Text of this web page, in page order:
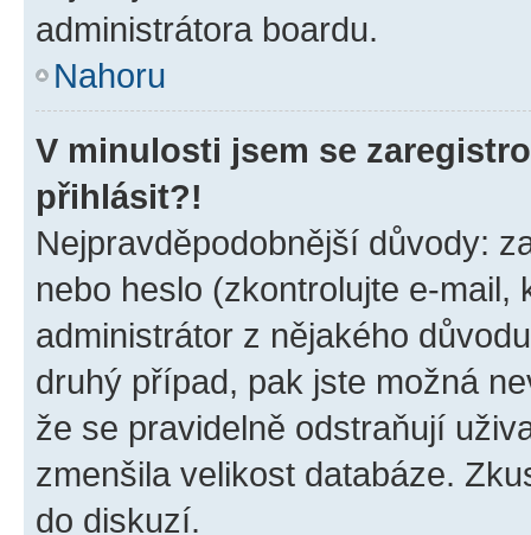
administrátora boardu.
Nahoru
V minulosti jsem se
přihlásit?!
Nejpravděpodobnější důvody:
nebo heslo (zkontrolujte e-
administrátor z nějakého
druhý případ, pak jste možná
že se pravidelně odstraňují
zmenšila velikost databáze.
do diskuzí.